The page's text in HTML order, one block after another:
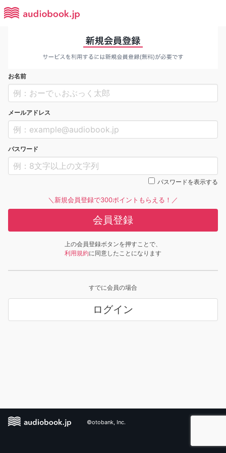
お名前
メールアドレス
パスワード
パスワードを表示する
＼新規会員登録で300ポイントもらえる！／
会員登録
上の会員登録ボタンを押すことで、
利用規約に同意したことになります
すでに会員の場合
ログイン
©otobank, Inc.